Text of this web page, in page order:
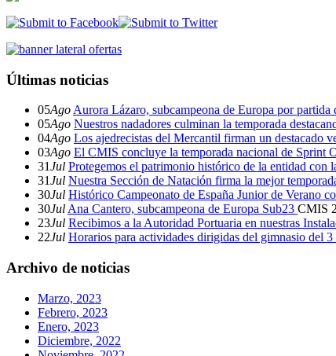
Últimas noticias
05Ago Aurora Lázaro, subcampeona de Europa por partida
05Ago Nuestros nadadores culminan la temporada
04Ago Los ajedrecistas del Mercantil firman un destacado
03Ago El CMIS concluye la temporada nacional de Sprint
31Jul Protegemos el patrimonio histórico de la entidad con
31Jul Nuestra Sección de Natación firma la mejor
30Jul Histórico Campeonato de España Junior de Verano
30Jul Ana Cantero, subcampeona de Europa Sub23 CMIS
23Jul Recibimos a la Autoridad Portuaria en nuestras
22Jul Horarios para actividades dirigidas del gimnasio del 3
Archivo de noticias
Marzo, 2023
Febrero, 2023
Enero, 2023
Diciembre, 2022